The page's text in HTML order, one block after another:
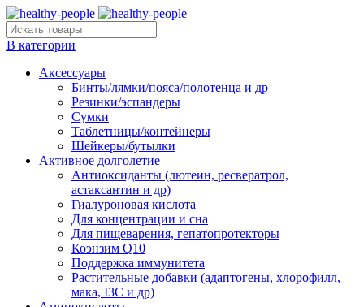
В категории
Аксессуары
Бинты/лямки/пояса/полотенца и др
Резинки/эспандеры
Сумки
Таблетницы/контейнеры
Шейкеры/бутылки
Активное долголетие
Антиоксиданты (лютеин, ресвератрол,
астаксантин и др)
Гиалуроновая кислота
Для концентрации и сна
Для пищеварения, гепатопротекторы
Коэнзим Q10
Поддержка иммунитета
Растительные добавки (адаптогены, хлорофилл,
мака, I3C и др)